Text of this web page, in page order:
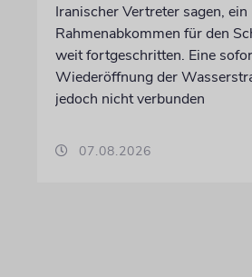
Iranischer Vertreter sagen, ein
Rahmenabkommen für den
weit fortgeschritten. Eine
Wiederöffnung der
jedoch nicht verbunden
07.08.2026